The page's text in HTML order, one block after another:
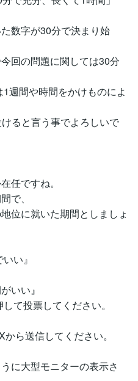
数字が30分で決まり始
回の問題に関しては30分
週間や時間をかけものによ
ると言う事でよろしいで
任ですね。
で、
位に就いた期間としましょ
い』
いい』
て投票してください。
ら送信してください。
に大型モニターの表示さ